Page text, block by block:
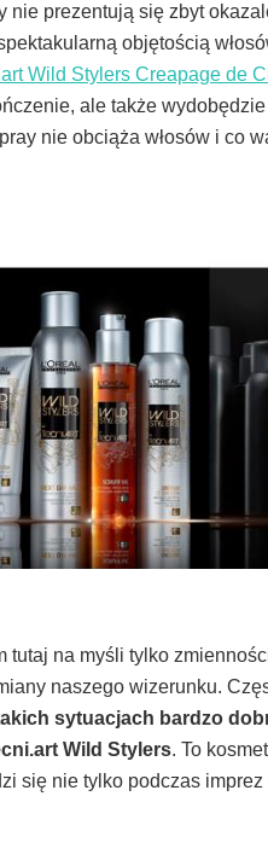
nie prezentują się zbyt
objętością
Wild Stylers Creapage de
ale także
nie obciąża włosów i co
tutaj na myśli tylko
naszego wizerunku.
takich sytuacjach bardzo
Wild Stylers. To
się nie tylko podczas